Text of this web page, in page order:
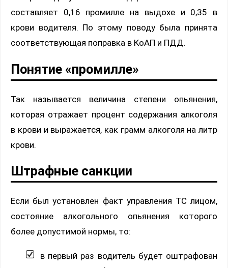
составляет 0,16 промилле на выдохе и 0,35 в
крови водителя. По этому поводу была принята
соответствующая поправка в КоАП и ПДД.
Понятие «промилле»
Так называется величина степени опьянения,
которая отражает процент содержания алкоголя
в крови и выражается, как грамм алкоголя на литр
крови.
Штрафные санкции
Если был установлен факт управления ТС лицом,
состояние алкогольного опьянения которого
более допустимой нормы, то:
в первый раз водитель будет оштрафован